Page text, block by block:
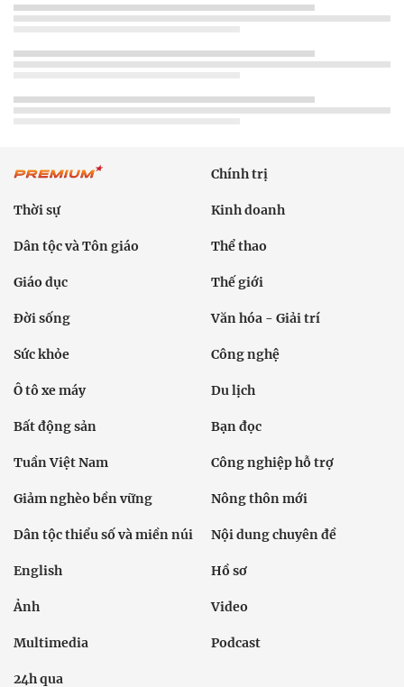
Chính trị
Thời sự Kinh doanh
Dân tộc và Tôn giáo Thể thao
Giáo dục Thế giới
Đời sống Văn hóa - Giải trí
Sức khỏe Công nghệ
Ô tô xe máy Du lịch
Bất động sản Bạn đọc
Tuần Việt Nam Công nghiệp hỗ trợ
Giảm nghèo bền vững Nông thôn mới
Dân tộc thiểu số và miền núi Nội dung chuyên đề
English Hồ sơ
Ảnh Video
Multimedia Podcast
24h qua